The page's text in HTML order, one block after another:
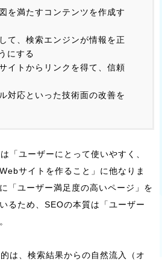
を満たすコンテンツを作成す
て、検索エンジンが情報を正
にする
イトからリンクを得て、信頼
対応といった技術面の改善を
「ユーザーにとって使いやすく、
サイトを作ること」に他なりま
「ユーザー満足度の高いページ」を
るため、SEOの本質は「ユーザー
は、検索結果からの自然流入（オ